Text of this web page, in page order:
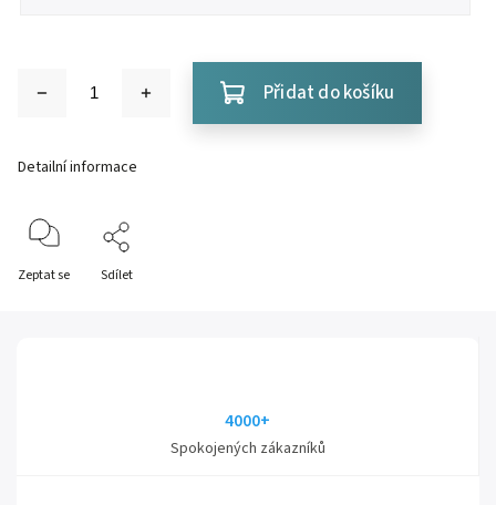
Přidat do košíku
Detailní informace
Zeptat se Sdílet
4000+
Spokojených zákazníků